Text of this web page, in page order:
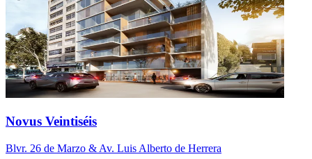
Novus Veintiséis
Blvr. 26 de Marzo & Av. Luis Alberto de Herrera